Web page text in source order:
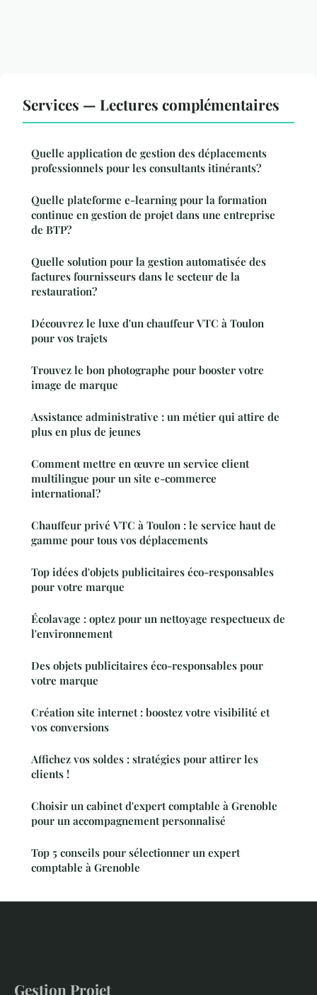
Services — Lectures complémentaires
Quelle application de gestion des déplacements
professionnels pour les consultants itinérants?
Quelle plateforme e-learning pour la formation
continue en gestion de projet dans une entreprise
de BTP?
Quelle solution pour la gestion automatisée des
factures fournisseurs dans le secteur de la
restauration?
Découvrez le luxe d'un chauffeur VTC à Toulon
pour vos trajets
Trouvez le bon photographe pour booster votre
image de marque
Assistance administrative : un métier qui attire de
plus en plus de jeunes
Comment mettre en œuvre un service client
multilingue pour un site e-commerce
international?
Chauffeur privé VTC à Toulon : le service haut de
gamme pour tous vos déplacements
Top idées d'objets publicitaires éco-responsables
pour votre marque
Écolavage : optez pour un nettoyage respectueux de
l'environnement
Des objets publicitaires éco-responsables pour
votre marque
Création site internet : boostez votre visibilité et
vos conversions
Affichez vos soldes : stratégies pour attirer les
clients !
Choisir un cabinet d'expert comptable à Grenoble
pour un accompagnement personnalisé
Top 5 conseils pour sélectionner un expert
comptable à Grenoble
Gestion Projet